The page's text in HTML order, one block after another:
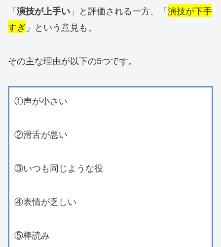
「演技が上手い 」と評価される一方、「演技が下手
すぎ 」という意見も。
その主な理由が以下の5つです。
①声が小さい
②滑舌が悪い
③いつも同じような役
④表情が乏しい
⑤棒読み